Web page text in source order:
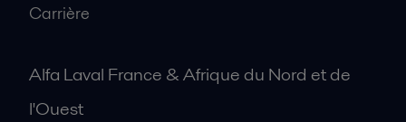
Carrière
Alfa Laval France & Afrique du Nord et de
l'Ouest